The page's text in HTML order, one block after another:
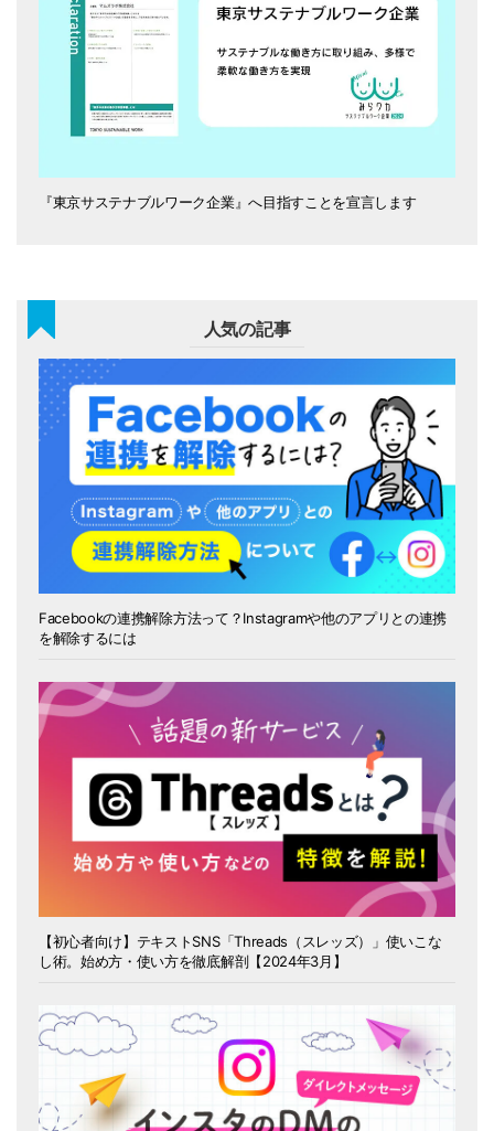
『東京サステナブルワーク企業』へ目指すことを宣言します
人気の記事
Facebookの連携解除方法って？Instagramや他のアプリとの連携
を解除するには
【初心者向け】テキストSNS「Threads（スレッズ）」使いこな
し術。始め方・使い方を徹底解剖【2024年3月】